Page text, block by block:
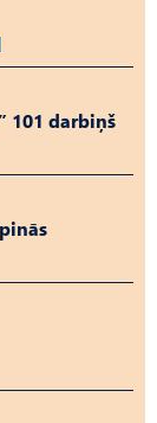
101 darbiņš